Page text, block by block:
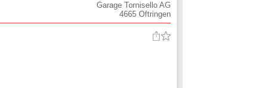
Garage Tornisello AG
4665 Oftringen